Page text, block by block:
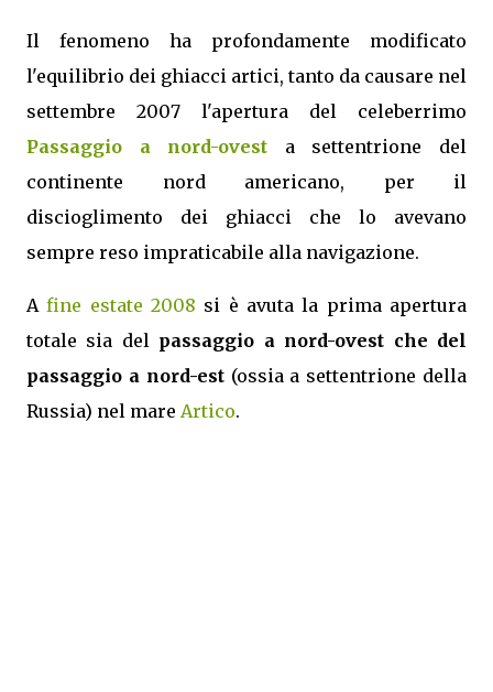
Il fenomeno ha profondamente modificato
l'equilibrio dei ghiacci artici, tanto da causare nel
settembre 2007 l'apertura del celeberrimo
Passaggio a nord-ovest a settentrione del
continente nord americano, per il
discioglimento dei ghiacci che lo avevano
sempre reso impraticabile alla navigazione.
Afine estate 2008 si è avuta la prima apertura
totale sia del passaggio a nord-ovest che del
passaggio a nord-est(ossia a settentrione della
Russia) nel mare Artico.